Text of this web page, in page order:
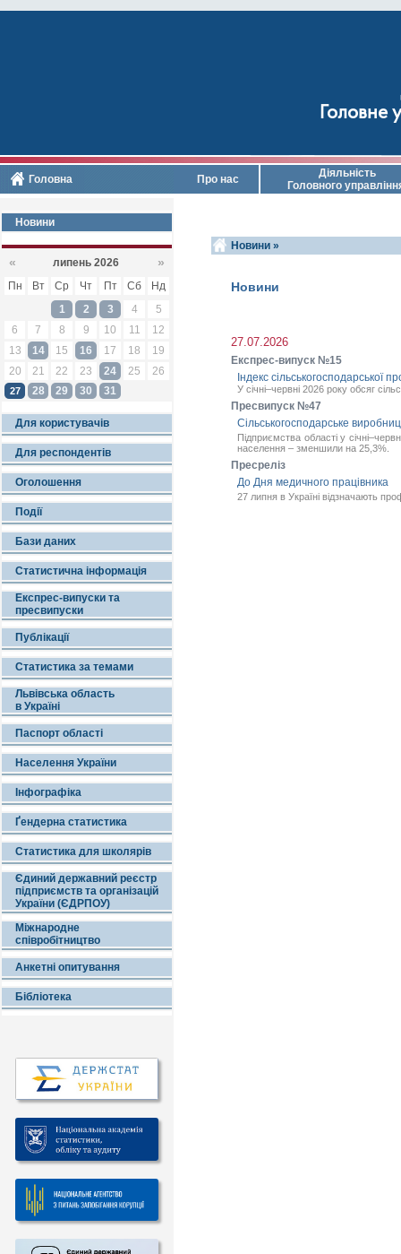
Головне
Головна Про нас
Діяльність
Головного
Новини
« липень 2026 »
Пн Вт Ср Чт Пт Сб
Нд
1
2 3 4
5
6
7 8 9 10 11
12
13
14 15 16 17 18
19
20
21 22 23 24 25 26
27 28 29 30 31
Для користувачів
Для респондентів
Оголошення
Події
Бази даних
Статистична інформація
Експрес-випуски та
пресвипуски
Публікації
Статистика за темами
Львівська область
в Україні
Паспорт області
Населення України
Інфографіка
Ґендерна статистика
Статистика для школярів
Єдиний державний реєстр
підприємств та організацій
України (ЄДРПОУ)
Міжнародне
співробітництво
Анкетні опитування
Бібліотека
Новини »
Новини
27.07.2026
Експрес-випуск №15
Індекс сільськогосподарської
У січні–червні 2026 року обсяг
Пресвипуск №47
Сільськогосподарське
Підприємства області у
населення – зменшили на 25,3%.
Пресреліз
До Дня медичного працівника
27 липня в Україні відзначають